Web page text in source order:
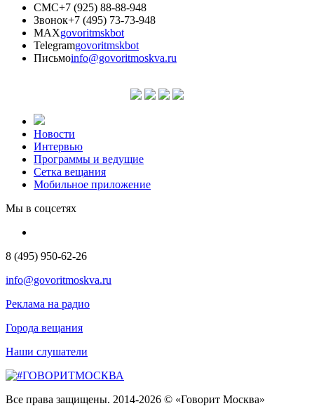
СМС+7 (925) 88-88-948
Звонок+7 (495) 73-73-948
MAXgovoritmskbot
Telegramgovoritmskbot
Письмоinfo@govoritmoskva.ru
Новости
Интервью
Программы и ведущие
Сетка вещания
Мобильное приложение
Мы в соцсетях
8 (495) 950-62-26
info@govoritmoskva.ru
Реклама на радио
Города вещания
Наши слушатели
Все права защищены. 2014-2026 © «Говорит Москва»